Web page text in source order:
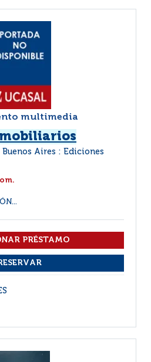
multimedia
Buenos Aires : Ediciones